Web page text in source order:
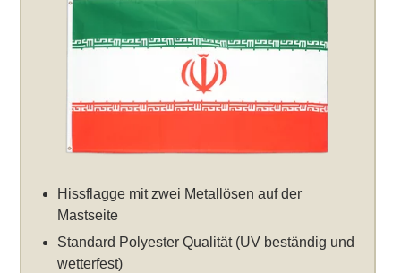
Hissflagge mit zwei Metallösen auf der
Mastseite
Standard Polyester Qualität (UV beständig und
wetterfest)